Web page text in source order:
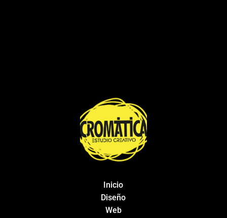
Inicio
Diseño
Web